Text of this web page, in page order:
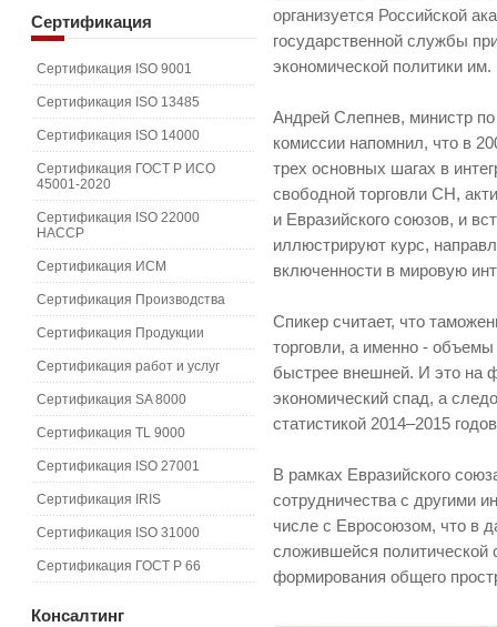
организуется Российской
государственной службы
экономической политики
Андрей Слепнев, министр по
комиссии напомнил, что в
трех основных шагах в
свободной торговли СН,
и Евразийского союзов, и
иллюстрируют курс,
включенности в мировую
Спикер считает, что
торговли, а именно - объемы
быстрее внешней. И это на
экономический спад, а
статистикой 2014–2015
В рамках Евразийского
сотрудничества с другими
числе с Евросоюзом, что в
сложившейся политической
формирования общего
Сертификация
Сертификация ISO 9001
Сертификация ISO 13485
Сертификация ISO 14000
Сертификация ГОСТ Р ИСО
45001-2020
Сертификация ISO 22000
HACCP
Сертификация ИСМ
Сертификация Производства
Сертификация Продукции
Сертификация работ и услуг
Сертификация SA 8000
Сертификация TL 9000
Сертификация ISO 27001
Сертификация IRIS
Сертификация ISO 31000
Сертификация ГОСТ Р 66
Консалтинг